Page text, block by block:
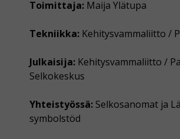
Toimittaja: Maija Ylätupa
Tekniikka: Kehitysvammaliitto /
Julkaisija: Kehitysvammaliitto /
Selkokeskus
Yhteistyössä: Selkosanomat ja
symbolstöd